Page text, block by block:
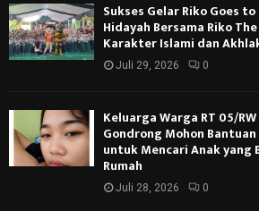
Sukses Gelar Riko Goes
Hidayah Bersama Riko
Karakter Islami dan
Juli 29, 2026 0
Keluarga Warga RT 05/
Gondrong Mohon
untuk Mencari Anak yang
Rumah
Juli 28, 2026 0